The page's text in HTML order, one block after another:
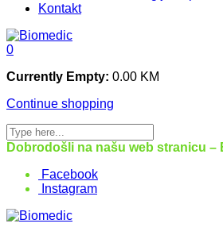
Kontakt
0
Currently Empty: 0.00 KM
Continue shopping
Dobrodošli na našu web stranicu –
Facebook
Instagram